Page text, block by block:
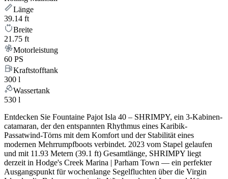
Länge
39.14 ft
Breite
21.75 ft
Motorleistung
60 PS
Kraftstofftank
300 l
Wassertank
530 l
Entdecken Sie Fountaine Pajot Isla 40 – SHRIMPY, ein 3-Kabinen-
catamaran, der den entspannten Rhythmus eines Karibik-
Passatwind-Törns mit dem Komfort und der Stabilität eines
modernen Mehrrumpfboots verbindet. 2023 vom Stapel gelaufen
und mit 11.93 Metern (39.1 ft) Gesamtlänge, SHRIMPY liegt
derzeit in Hodge's Creek Marina | Parham Town — ein perfekter
Ausgangspunkt für wochenlange Segelfluchten über die Virgin